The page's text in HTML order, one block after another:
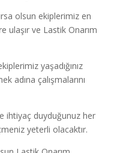
olsun ekiplerimiz en
ulaşır ve Lastik Onarım
yaşadığınız
adına çalışmalarını
ihtiyaç duyduğunuz her
yeterli olacaktır.